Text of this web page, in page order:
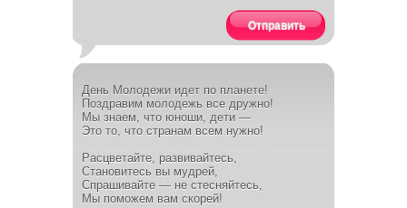
Отправить
День Молодежи идет по планете!
Поздравим молодежь все дружно!
Мы знаем, что юноши, дети —
Это то, что странам всем нужно!
Расцветайте, развивайтесь,
Становитесь вы мудрей,
Спрашивайте — не стесняйтесь,
Мы поможем вам скорей!